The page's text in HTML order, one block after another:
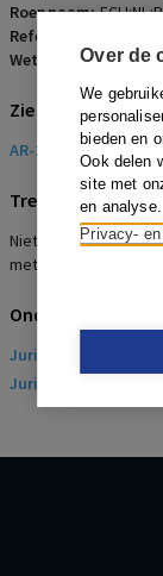
Over de
We
bieden en
Ook delen
site met
en analyse.
Privacy-
Roepnaam:
Referentienummer:
Wetsartikelen: 3:40
Zie ook
AR-2008-0554
Trefwoorden
Nietige
met KNVB-regelingen
Onderwerpen
Juridisch
>
Juridisch